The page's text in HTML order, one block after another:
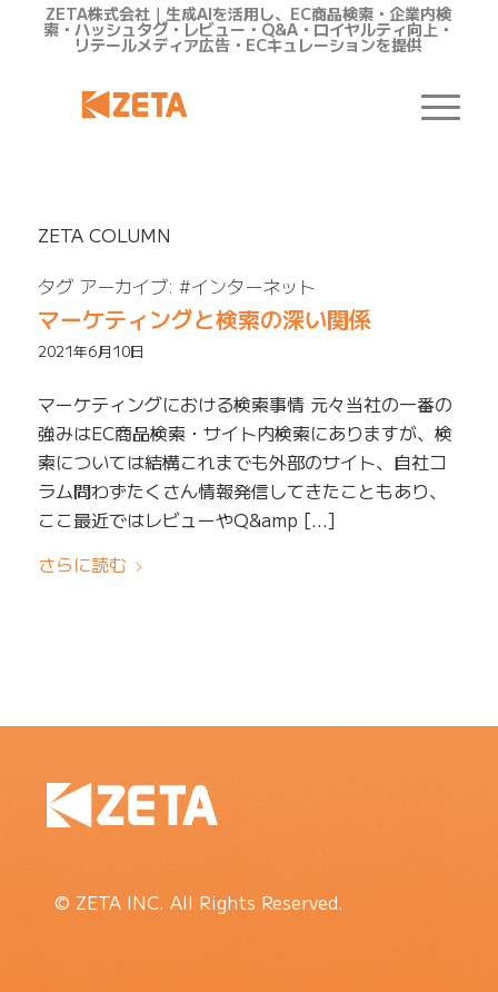
ZETA株式会社｜生成AIを活用し、EC商品検索・企業内検
索・ハッシュタグ・レビュー・Q&A・ロイヤルティ向上・
リテールメディア広告・ECキュレーションを提供
ZETA COLUMN
タグ アーカイブ: #インターネット
マーケティングと検索の深い関係
2021年6月10日
マーケティングにおける検索事情 元々当社の一番の
強みはEC商品検索・サイト内検索にありますが、検
索については結構これまでも外部のサイト、自社コ
ラム問わずたくさん情報発信してきたこともあり、
ここ最近ではレビューやQ&amp […]
さらに読む
© ZETA INC. All Rights Reserved.